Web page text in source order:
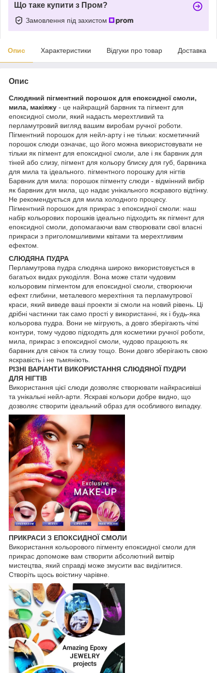
Що таке купити з Пром?
Замовлення під захистом
Опис Характеристики Відгуки про товар Доставка
Опис
Слюдяний пігментний порошок для епоксидної смоли,
мила, макіяжу - це найкращий барвник та пігмент для
епоксидної смоли, який надасть мерехтливий та
перламутровий вигляд вашим виробам ручної роботи.
Пігментний порошок для нейл-арту і не тільки: косметичний
порошок слюди означає, що його можна використовувати не
тільки як пігмент для епоксидної смоли, але і як барвник для
тіней або слизу, пігмент для кольору блиску для губ, барвника
для мила та ідеального. пігментного порошку для нігтів
Барвник для мила: порошок пігменту слюди - відмінний вибір
як барвник для мила, що надає унікального яскравого відтінку.
Не рекомендується для мила холодного процесу.
Пігментний порошок для прикрас з епоксидної смоли: наш
набір кольорових порошків ідеально підходить як пігмент для
епоксидної смоли, допомагаючи вам створювати свої власні
прикраси з приголомшливими квітами та мерехтливим
ефектом.
СЛЮДЯНА ПУДРА
Перламутрова пудра слюдяна широко використовується в
багатьох видах рукоділля. Вона може стати чудовим
кольоровим пігментом для епоксидної смоли, створюючи
ефект глибини, металевого мерехтіння та перламутрової
краси, який виведе ваші проекти зі смоли на новий рівень. Ці
дрібні частинки так само прості у використанні, як і будь-яка
кольорова пудра. Вони не мігрують, а довго зберігають чіткі
контури, тому чудово підходять для косметики ручної роботи,
мила, прикрас з епоксидної смоли, чудово працюють як
барвник для свічок та слизу тощо. Вони довго зберігають свою
яскравість і не тьмяніють.
РІЗНІ ВАРІАНТИ ВИКОРИСТАННЯ СЛЮДЯНОЇ ПУДРИ
ДЛЯ НІГТІВ
Використання цієї слюди дозволяє створювати найкрасивіші
та унікальні нейл-арти. Яскраві кольори добре видно, що
дозволяє створити ідеальний образ для особливого випадку.
ПРИКРАСИ З ЕПОКСИДНОЇ СМОЛИ
Використання кольорового пігменту епоксидної смоли для
прикрас допоможе вам створити абсолютний витвір
мистецтва, який справді може змусити вас виділитися.
Створіть щось воістину чарівне.